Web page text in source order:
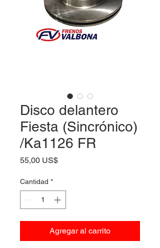
Disco delantero
Fiesta (Sincrónico)
/Ka1126 FR
55,00 US$Precio
Cantidad *
Agregar al carrito